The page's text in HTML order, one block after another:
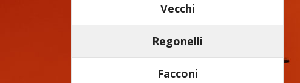
Vecchi
Regonelli
Facconi